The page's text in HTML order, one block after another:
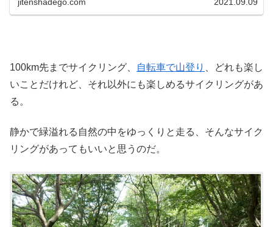
100km先までサイクリング、 自転車で山登り
、どれも楽し
いことだけれど、それ以外にも楽しめるサイクリングがあ
る。
静かで緑溢れる自然の中をゆっくりと走る、そんなサイク
リングがあってもいいと思うのだ。